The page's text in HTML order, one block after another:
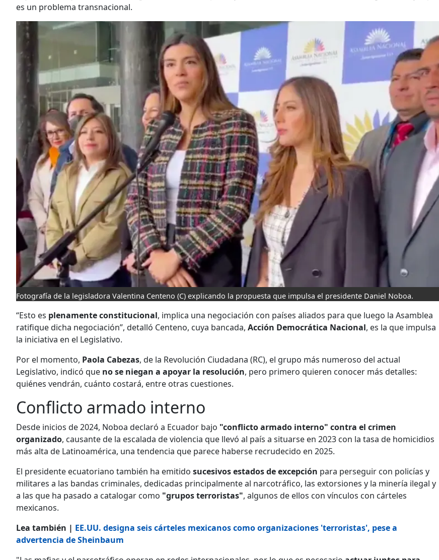
es un problema transnacional.
Fotografía de la legisladora Valentina Centeno (C) explicando la propuesta que impulsa el presidente Daniel Noboa.
“Esto es plenamente constitucional, implica una negociación con países aliados para que luego la Asamblea
ratifique dicha negociación”, detalló Centeno, cuya bancada, Acción Democrática Nacional, es la que impulsa
la iniciativa en el Legislativo.
Por el momento, Paola Cabezas, de la Revolución Ciudadana (RC), el grupo más numeroso del actual
Legislativo, indicó que no se niegan a apoyar la resolución, pero primero quieren conocer más detalles:
quiénes vendrán, cuánto costará, entre otras cuestiones.
Conflicto armado interno
Desde inicios de 2024, Noboa declaró a Ecuador bajo "conflicto armado interno" contra el crimen
organizado, causante de la escalada de violencia que llevó al país a situarse en 2023 con la tasa de homicidios
más alta de Latinoamérica, una tendencia que parece haberse recrudecido en 2025.
El presidente ecuatoriano también ha emitido sucesivos estados de excepción para perseguir con policías y
militares a las bandas criminales, dedicadas principalmente al narcotráfico, las extorsiones y la minería ilegal y
a las que ha pasado a catalogar como "grupos terroristas", algunos de ellos con vínculos con cárteles
mexicanos.
Lea también | EE.UU. designa seis cárteles mexicanos como organizaciones 'terroristas', pese a
advertencia de Sheinbaum